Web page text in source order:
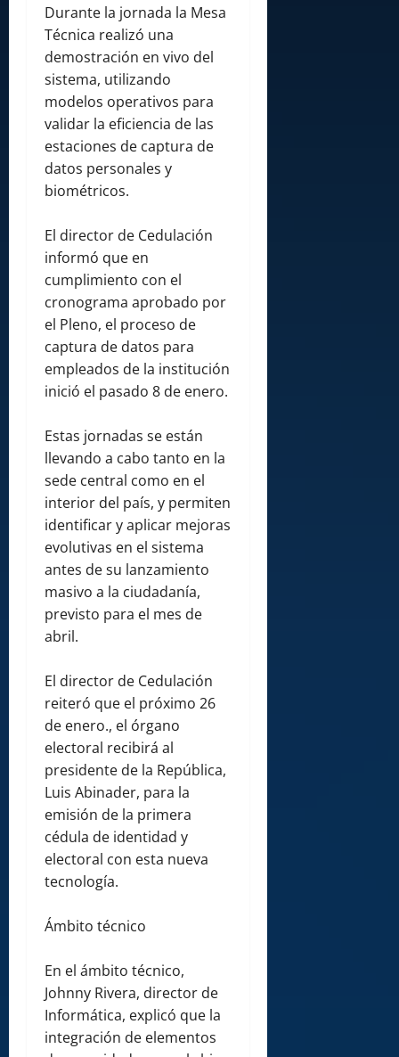
Durante la jornada la Mesa
Técnica realizó una
demostración en vivo del
sistema, utilizando
modelos operativos para
validar la eficiencia de las
estaciones de captura de
datos personales y
biométricos.
El director de Cedulación
informó que en
cumplimiento con el
cronograma aprobado por
el Pleno, el proceso de
captura de datos para
empleados de la institución
inició el pasado 8 de enero.
Estas jornadas se están
llevando a cabo tanto en la
sede central como en el
interior del país, y permiten
identificar y aplicar mejoras
evolutivas en el sistema
antes de su lanzamiento
masivo a la ciudadanía,
previsto para el mes de
abril.
El director de Cedulación
reiteró que el próximo 26
de enero., el órgano
electoral recibirá al
presidente de la República,
Luis Abinader, para la
emisión de la primera
cédula de identidad y
electoral con esta nueva
tecnología.
Ámbito técnico
En el ámbito técnico,
Johnny Rivera, director de
Informática, explicó que la
integración de elementos